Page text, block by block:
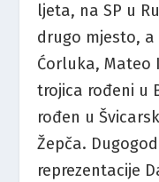
ljeta, na SP u
drugo mjesto,
Ćorluka, Mateo
trojica rođeni u
rođen u
Žepča.
reprezentacije